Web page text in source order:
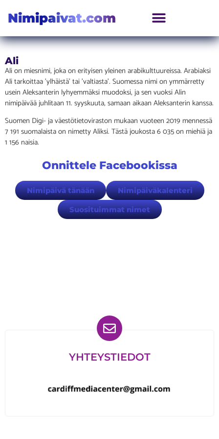
Nimipaivat.com
Ali
Ali on miesnimi, joka on erityisen yleinen arabikulttuureissa. Arabiaksi
Ali tarkoittaa ’ylhäistä’ tai ’valtiasta’. Suomessa nimi on ymmärretty
usein Aleksanterin lyhyemmäksi muodoksi, ja sen vuoksi Alin
nimipäivää juhlitaan 11. syyskuuta, samaan aikaan Aleksanterin kanssa.
Suomen Digi- ja väestötietoviraston mukaan vuoteen 2019 mennessä
7 191 suomalaista on nimetty Aliksi. Tästä joukosta 6 035 on miehiä ja
1 156 naisia.
Onnittele Facebookissa
Nimipäivä tänään Nimipäiväkalenteri
Suosituimmat nimet
YHTEYSTIEDOT